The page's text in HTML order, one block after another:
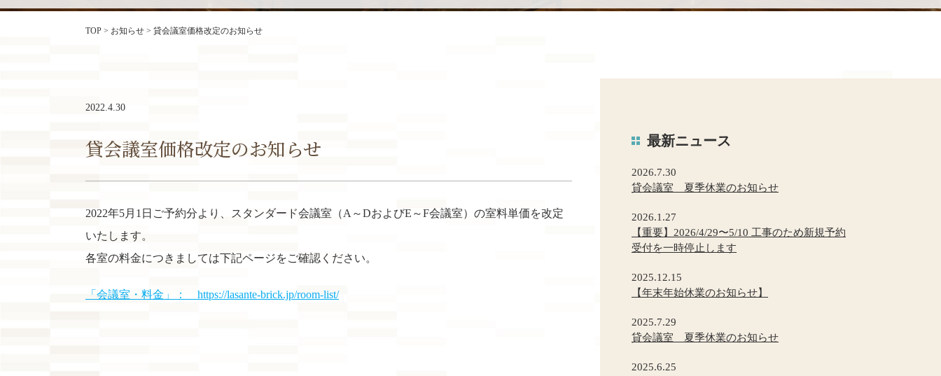
TOP > お知らせ > 貸会議室価格改定のお知らせ
2022.4.30
貸会議室価格改定のお知らせ
2022年5月1日ご予約分より、スタンダード会議室（A～DおよびE～F会議室）の室料単価を改定
いたします。
各室の料金につきましては下記ページをご確認ください。
「会議室・料金」： https://lasante-brick.jp/room-list/
最新ニュース
2026.7.30
貸会議室 夏季休業のお知らせ
2026.1.27
【重要】2026/4/29〜5/10 工事のため新規予約
受付を一時停止します
2025.12.15
【年末年始休業のお知らせ】
2025.7.29
貸会議室 夏季休業のお知らせ
2025.6.25